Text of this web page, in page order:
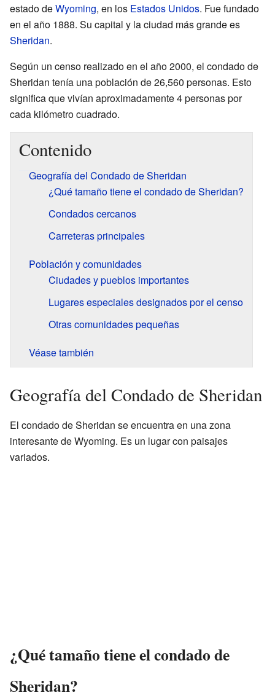
estado deWyoming, en los Estados Unidos. Fue fundado
en el año 1888. Su capital y la ciudad más grande es
Sheridan.
Según un censo realizado en el año 2000, el condado de
Sheridan tenía una población de 26,560 personas. Esto
significa que vivían aproximadamente 4 personas por
cada kilómetro cuadrado.
Contenido
Geografía del Condado de Sheridan
¿Qué tamaño tiene el condado de Sheridan?
Condados cercanos
Carreteras principales
Población y comunidades
Ciudades y pueblos importantes
Lugares especiales designados por el censo
Otras comunidades pequeñas
Véase también
Geografía del Condado de Sheridan
El condado de Sheridan se encuentra en una zona
interesante de Wyoming. Es un lugar con paisajes
variados.
¿Qué tamaño tiene el condado de
Sheridan?